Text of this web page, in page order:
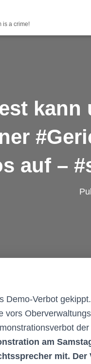
is a crime!
kann
auf –
Demo-Verbot
vors
am
mit. Der